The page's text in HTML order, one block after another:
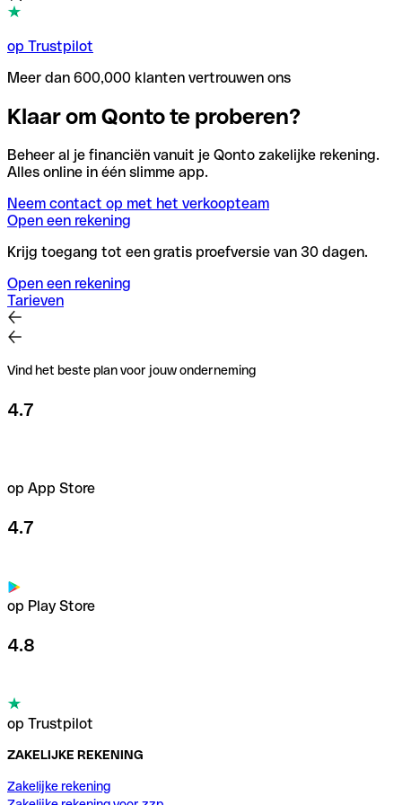
op Trustpilot
Meer dan 600,000 klanten vertrouwen ons
Klaar om Qonto te proberen?
Beheer al je financiën vanuit je Qonto zakelijke rekening.
Alles online in één slimme app.
Neem contact op met het verkoopteam
Open een rekening
Krijg toegang tot een gratis proefversie van 30 dagen.
Open een rekening
Tarieven
Vind het beste plan voor jouw onderneming
4.7
op App Store
4.7
op Play Store
4.8
op Trustpilot
ZAKELIJKE REKENING
Zakelijke rekening